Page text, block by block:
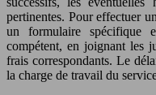
pertinentes. Pour effectuer
un formulaire spécifique
compétent, en joignant les
frais correspondants. Le
la charge de travail du